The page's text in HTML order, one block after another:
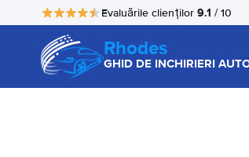
Evaluările clienților 9.1 / 10
Rhodes
GHID DE INCHIRIERI